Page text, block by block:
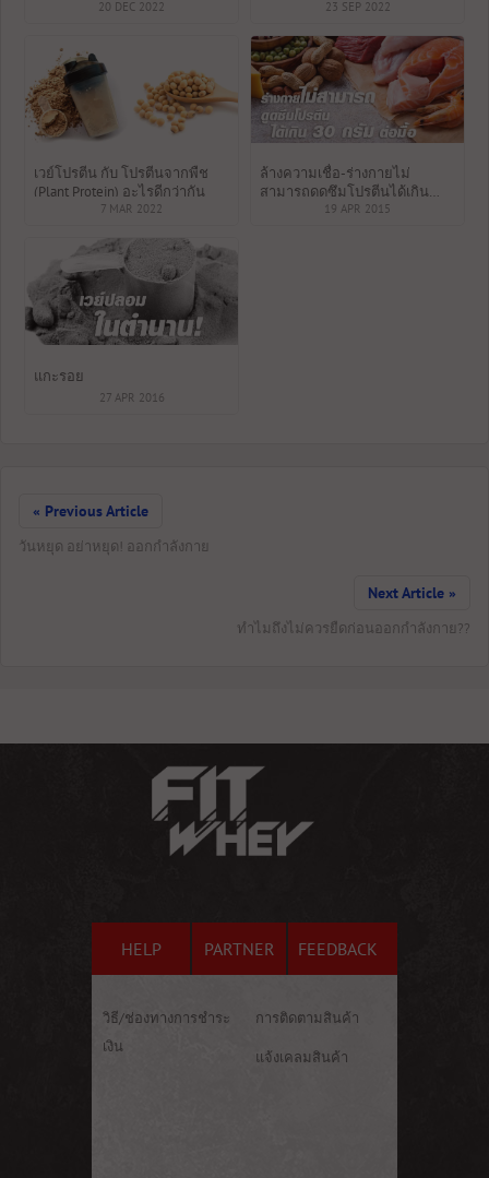
20 DEC 2022 23 SEP 2022
เวย์โปรตีน กับ โปรตีนจากพืช
(Plant Protein) อะไรดีกว่ากัน
7 MAR 2022
ล้างความเชื่อ-ร่างกายไม่
สามารถดูดซึมโปรตีนได้เกิน
30กรัมต่อมื้อ19 APR 2015
แกะรอย
27 APR 2016
« Previous Article
วันหยุด อย่าหยุด! ออกกำลังกาย
Next Article »
ทำไมถึงไม่ควรยืดก่อนออกกำลังกาย??
HELP PARTNER FEEDBACK
วิธี/ช่องทางการชำระ
เงิน
การติดตามสินค้า
แจ้งเคลมสินค้า